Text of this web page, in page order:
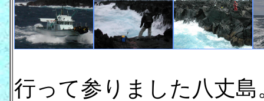
行って参りました八丈島